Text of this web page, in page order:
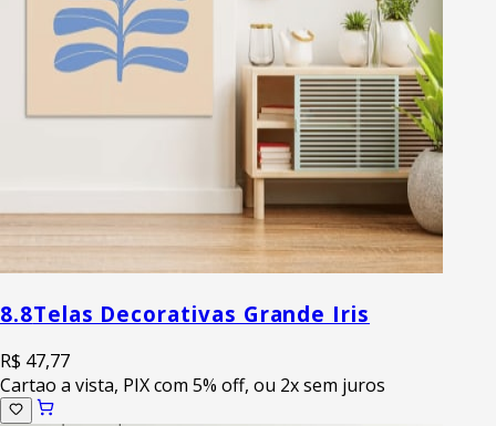
8.8Telas Decorativas Grande Iris
R$ 47,77
Cartao a vista, PIX com 5% off, ou 2x sem juros